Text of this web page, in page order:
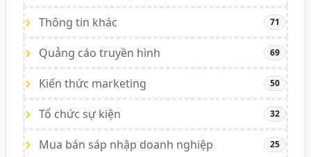
Thông tin khác 71
Quảng cáo truyền hình 69
Kiến thức marketing 50
Tổ chức sự kiện 32
Mua bán sáp nhập doanh nghiệp 25